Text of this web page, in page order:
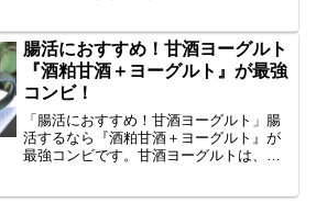
腸活におすすめ！甘酒ヨーグルト
『酒粕甘酒＋ヨーグルト』が最強
コンビ！
「腸活におすすめ！甘酒ヨーグルト」腸
活するなら『酒粕甘酒＋ヨーグルト』が
最強コンビです。甘酒ヨーグルトは、飲